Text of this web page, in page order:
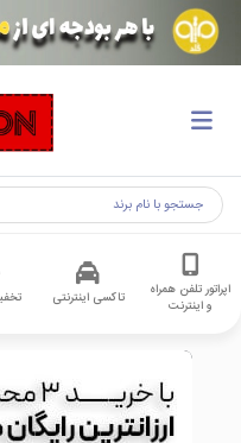
اپراتور تلفن همراه
و اینترنت
تاکسی اینترنتی